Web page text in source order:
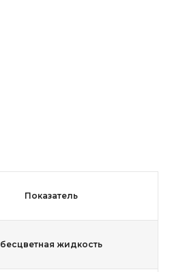
Показатель
бесцветная жидкость